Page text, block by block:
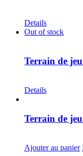
Details
Out of stock
Terrain de
Details
Terrain de
Ajouter au panier